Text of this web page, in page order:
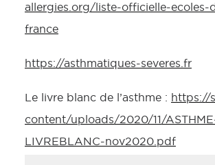
allergies.org/liste-officielle-ecoles-
france
https://asthmatiques-severes.fr
Le livre blanc de l’asthme : https://
content/uploads/2020/11/
LIVREBLANC-nov2020.pdf